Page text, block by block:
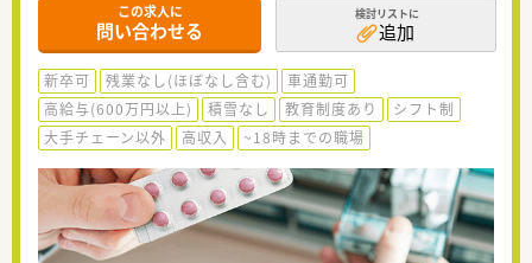
この求人に
問い合わせる
検討リストに
追加
新卒可 残業なし(ほぼなし含む)
車通勤可
高給与(600万円以上)
積雪なし 教育制度あり
シフト制
大手チェーン以外
高収入 ~18時までの職場